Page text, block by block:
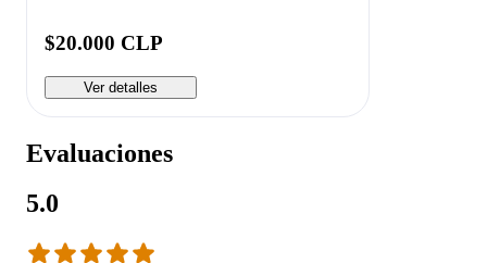
$20.000 CLP
Ver detalles
Evaluaciones
5.0